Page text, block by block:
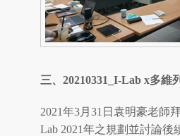
三、 20210331_I-Lab x多維
2021年3月31日袁明豪老師
Lab 2021年之規劃並討論後